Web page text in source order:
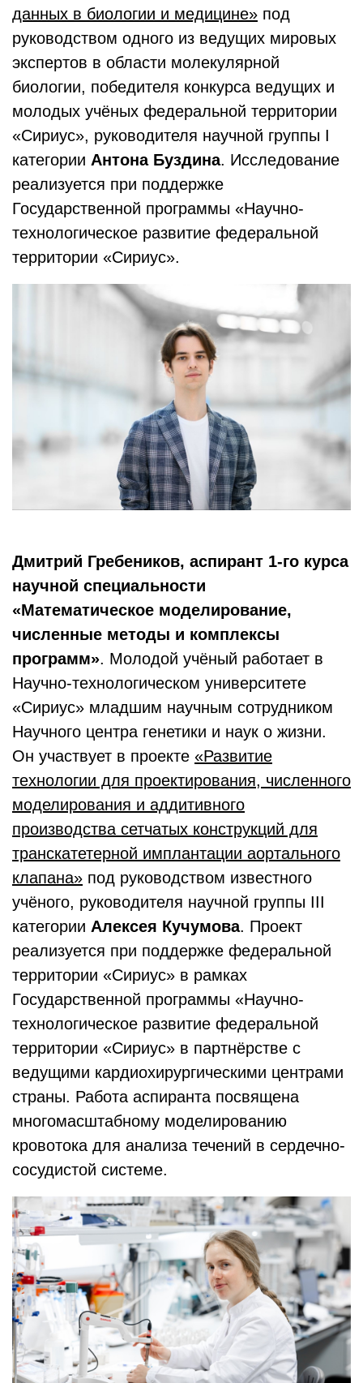
данных в биологии и медицине» под
руководством одного из ведущих мировых
экспертов в области молекулярной
биологии, победителя конкурса ведущих и
молодых учёных федеральной территории
«Сириус», руководителя научной группы I
категории Антона Буздина. Исследование
реализуется при поддержке
Государственной программы «Научно-
технологическое развитие федеральной
территории «Сириус».
Дмитрий Гребеников, аспирант 1-го курса
научной специальности
«Математическое моделирование,
численные методы и комплексы
программ». Молодой учёный работает в
Научно-технологическом университете
«Сириус» младшим научным сотрудником
Научного центра генетики и наук о жизни.
Он участвует в проекте «Развитие
технологии для проектирования, численного
моделирования и аддитивного
производства сетчатых конструкций для
транскатетерной имплантации аортального
клапана» под руководством известного
учёного, руководителя научной группы III
категории Алексея Кучумова. Проект
реализуется при поддержке федеральной
территории «Сириус» в рамках
Государственной программы «Научно-
технологическое развитие федеральной
территории «Сириус» в партнёрстве с
ведущими кардиохирургическими центрами
страны. Работа аспиранта посвящена
многомасштабному моделированию
кровотока для анализа течений в сердечно-
сосудистой системе.